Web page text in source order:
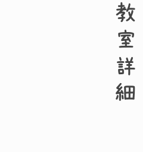
教室詳細